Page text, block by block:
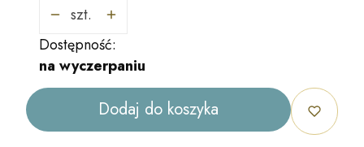
szt.
Dostępność:
na wyczerpaniu
Dodaj do koszyka